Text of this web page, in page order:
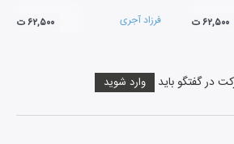
۶۲,۵۰۰ ت فرزاد آجری ۶۲,۵۰۰ ت
در گفتگو باید وارد شوید